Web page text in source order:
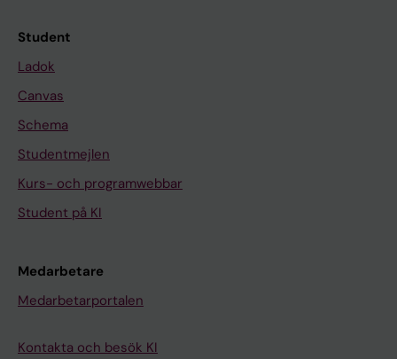
Student
Ladok
Canvas
Schema
Studentmejlen
Kurs- och programwebbar
Student på KI
Medarbetare
Medarbetarportalen
Kontakta och besök KI